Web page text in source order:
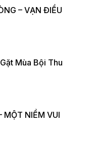
– VẠN ĐIỀU
Mùa Bội Thu
MỘT NIỀM VUI